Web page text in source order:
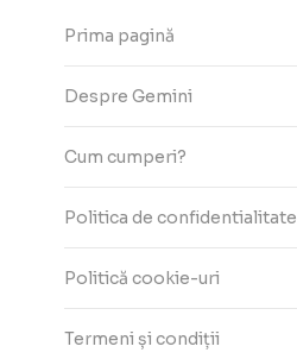
Prima pagină
Despre Gemini
Cum cumperi?
Politica de confidentialitate
Politică cookie-uri
Termeni și condiții